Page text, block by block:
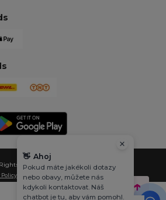
Reserved
Policy |Cookies Policy |Site Map
👋 Ahoj
Pokud máte jakékoli dotazy
nebo obavy, můžete nás
kdykoli kontaktovat. Náš
chatbot je tu, aby vám pomohl.